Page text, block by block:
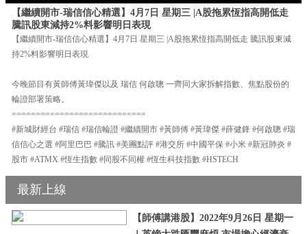
【繼續開市-瑞信信心精選】4月7日 星期三 |A股拖累恆指高開低走
騰訊股東減持2%料影響明日表現
【繼續開市-瑞信信心精選】4月7日 星期三 |A股拖累恆指高開低走 騰訊股東減
持2%料影響明日表現
今晚節目有黃師傅黃瑋傑以及 瑞信 何啟聰 一齊同大家拆解指數、焦點股份的
輪證部署策略。
============================
#新城財經台 #瑞信 #瑞信輪證 #繼續開市 #黃師傅 #黃瑋傑 #薛健鋒 #何啟聰 #瑞
信信心之選 #阿里巴巴 #騰訊 #美團點評 #港交所 #中國平保 #小米 #新冠肺炎 #
股市 #ATMX #恆生指數 #同股不同權 #恆生科技指數 #HSTECH
最新上線
【師傅講港股】2022年9月26日 星期一